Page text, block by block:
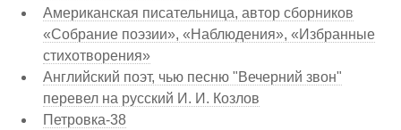
Американская писательница, автор сборников
«Собрание поэзии», «Наблюдения», «Избранные
стихотворения»
Английский поэт, чью песню "Вечерний звон"
перевел на русский И. И. Козлов
Петровка-38